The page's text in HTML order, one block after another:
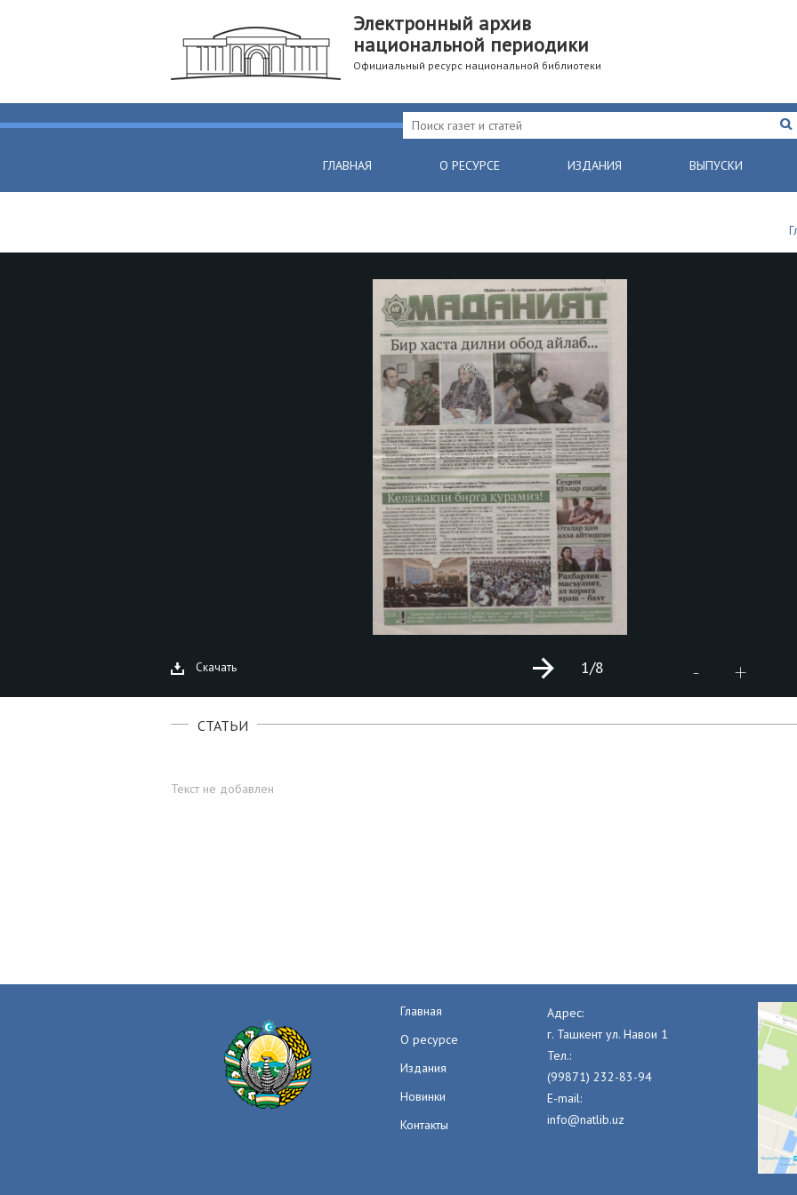
Электронный архив
национальной периодики
Официальный ресурс национальной библиотеки
ГЛАВНАЯ О РЕСУРСЕ ИЗДАНИЯ ВЫПУСКИ
Скачать - +
1/8
СТАТЬИ
Текст не добавлен
Главная
О ресурсе
Издания
Новинки
Контакты
Адрес:
г. Ташкент ул. Навои 1
Тел.:
(99871) 232-83-94
E-mail:
info@natlib.uz